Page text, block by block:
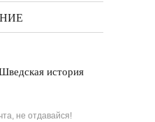
история
не отдавайся!